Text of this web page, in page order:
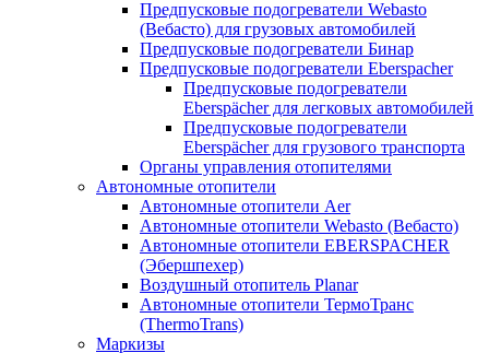
Предпусковые подогреватели Webasto
(Вебасто) для грузовых автомобилей
Предпусковые подогреватели Бинар
Предпусковые подогреватели Eberspacher
Предпусковые подогреватели
Eberspächer для легковых автомобилей
Предпусковые подогреватели
Eberspächer для грузового транспорта
Органы управления отопителями
Автономные отопители
Автономные отопители Аer
Автономные отопители Webasto (Вебасто)
Автономные отопители EBERSPACHER
(Эбершпехер)
Воздушный отопитель Planar
Автономные отопители ТермоТранс
(ThermoTrans)
Маркизы